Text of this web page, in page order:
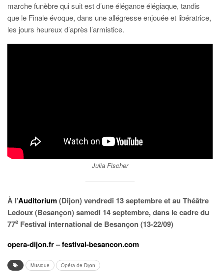
marche funèbre qui suit est d’une élégance élégiaque, tandis
que le Finale évoque, dans une allégresse enjouée et libératrice,
les jours heureux d’après l’armistice.
Julia Fischer
À l’Auditorium(Dijon) vendredi 13 septembre et au Théâtre
Ledoux (Besançon) samedi 14 septembre, dans le cadre du
77e Festival international de Besançon (13-22/09)
opera-dijon.fr–festival-besancon.com
Musique Opéra de Dijon